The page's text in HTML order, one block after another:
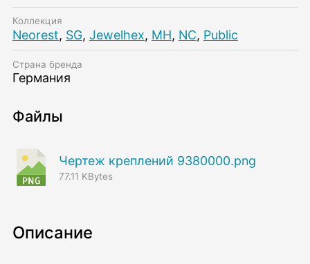
Описание
Коллекция
Neorest, SG, Jewelhex, MH, NC, Public
Страна бренда
Германия
Файлы
чертеж креплений 9380000.png
77.11 KBytes